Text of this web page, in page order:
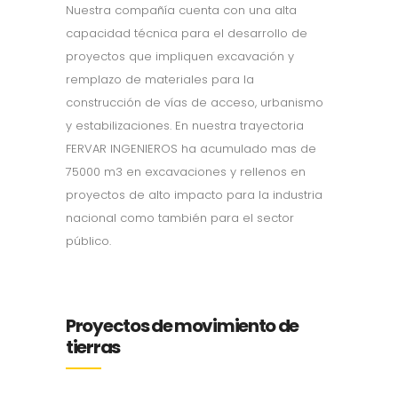
Nuestra compañía cuenta con una alta
capacidad técnica para el desarrollo de
proyectos que impliquen excavación y
remplazo de materiales para la
construcción de vías de acceso, urbanismo
y estabilizaciones. En nuestra trayectoria
FERVAR INGENIEROS ha acumulado mas de
75000 m3 en excavaciones y rellenos en
proyectos de alto impacto para la industria
nacional como también para el sector
público.
Proyectos de movimiento de
tierras